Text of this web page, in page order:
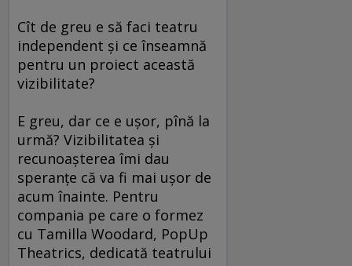
Cît de greu e să faci teatru
independent şi ce înseamnă
pentru un proiect această
vizibilitate?
E greu, dar ce e uşor, pînă la
urmă? Vizibilitatea şi
recunoaşterea îmi dau
speranţe că va fi mai uşor de
acum înainte. Pentru
compania pe care o formez
cu Tamilla Woodard, PopUp
Theatrics, dedicată teatrului